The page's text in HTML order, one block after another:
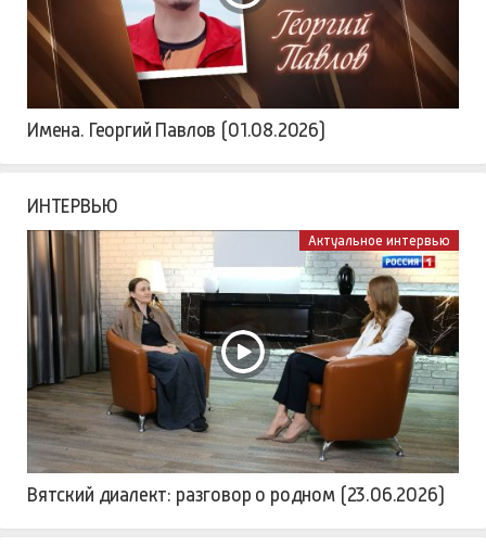
Имена. Георгий Павлов (01.08.2026)
ИНТЕРВЬЮ
Актуальное интервью
Вятский диалект: разговор о родном (23.06.2026)